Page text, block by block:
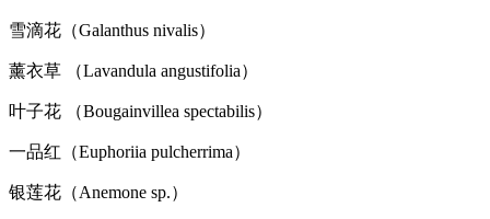
雪滴花（Galanthus nivalis）
薰衣草 （Lavandula angustifolia）
叶子花 （Bougainvillea spectabilis）
一品红（Euphoriia pulcherrima）
银莲花（Anemone sp.）